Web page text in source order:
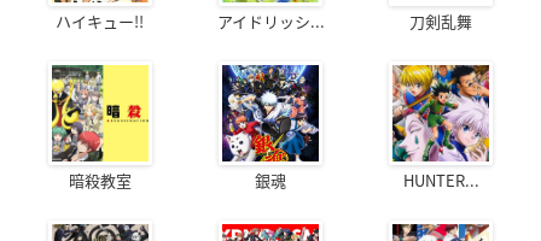
ハイキュー!! アイドリッシ... 刀剣乱舞
暗殺教室 銀魂 HUNTER...